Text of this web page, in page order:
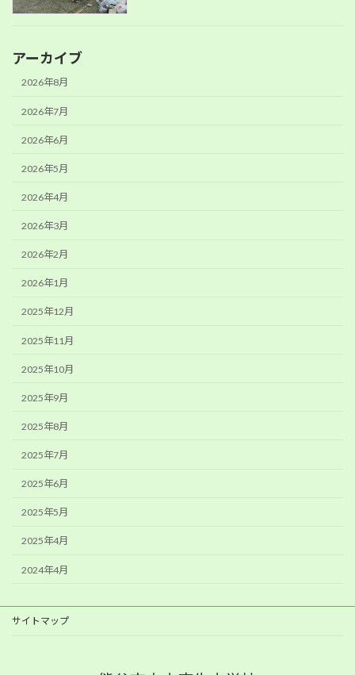
アーカイブ
2026年8月
2026年7月
2026年6月
2026年5月
2026年4月
2026年3月
2026年2月
2026年1月
2025年12月
2025年11月
2025年10月
2025年9月
2025年8月
2025年7月
2025年6月
2025年5月
2025年4月
2024年4月
サイトマップ